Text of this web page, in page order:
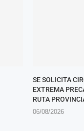
SE SOLICITA
EXTREMA
RUTA
06/08/2026